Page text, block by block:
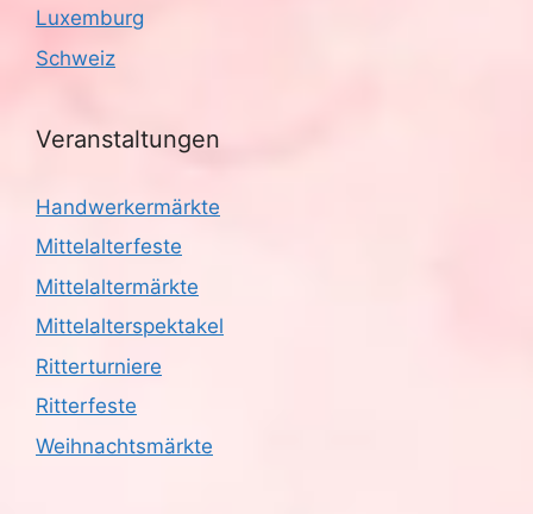
Luxemburg
Schweiz
Veranstaltungen
Handwerkermärkte
Mittelalterfeste
Mittelaltermärkte
Mittelalterspektakel
Ritterturniere
Ritterfeste
Weihnachtsmärkte